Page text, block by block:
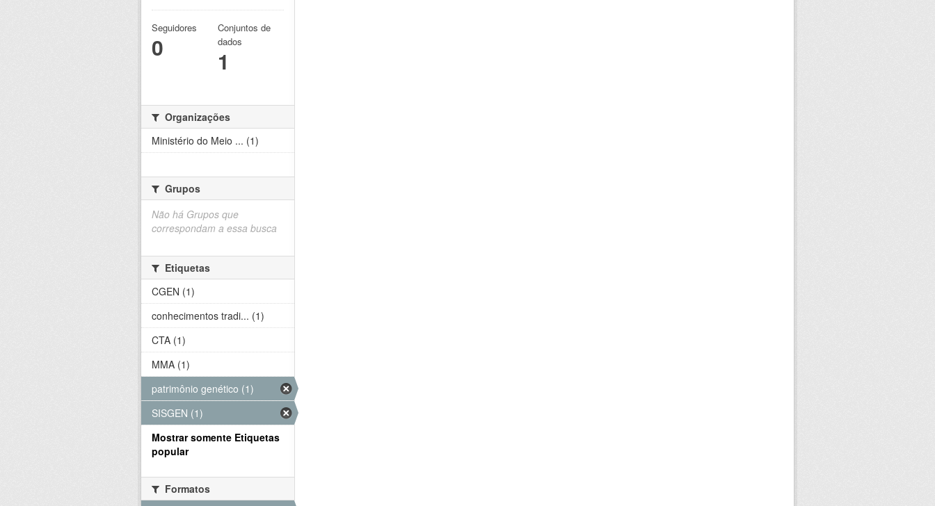
Seguidores
0
Conjuntos de
dados
1
Organizações
Ministério do Meio ... (1)
Grupos
Não há Grupos que
correspondam a essa busca
Etiquetas
CGEN (1)
conhecimentos tradi... (1)
CTA (1)
MMA (1)
patrimônio genético (1)
SISGEN (1)
Mostrar somente Etiquetas
popular
Formatos